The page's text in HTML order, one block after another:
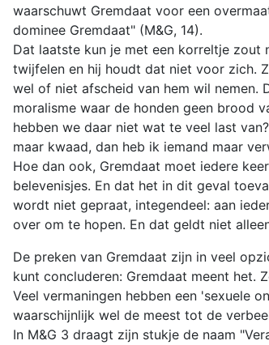
waarschuwt Gremdaat voor een
dominee Gremdaat" (M&G, 14).
Dat laatste kun je met een korreltje zout
twijfelen en hij houdt dat niet voor zich.
wel of niet afscheid van hem wil nemen.
moralisme waar de honden geen brood
hebben we daar niet wat te veel last
maar kwaad, dan heb ik iemand maar
Hoe dan ook, Gremdaat moet iedere
belevenisjes. En dat het in dit geval
wordt niet gepraat, integendeel: aan
over om te hopen. En dat geldt niet
De preken van Gremdaat zijn in veel
kunt concluderen: Gremdaat meent het.
Veel vermaningen hebben een 'sexuele
waarschijnlijk wel de meest tot de
In M&G 3 draagt zijn stukje de naam